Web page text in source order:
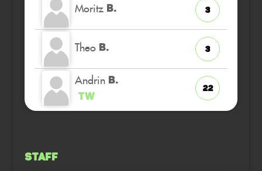
Moritz B. 3
Theo B. 3
Andrin B.
TW
22
Staff